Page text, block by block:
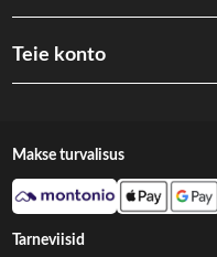
Teie konto
Makse turvalisus
Tarneviisid